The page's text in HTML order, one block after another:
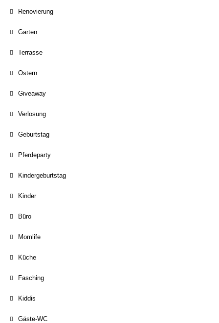
Renovierung
Garten
Terrasse
Ostern
Giveaway
Verlosung
Geburtstag
Pferdeparty
Kindergeburtstag
Kinder
Büro
Momlife
Küche
Fasching
Kiddis
Gäste-WC